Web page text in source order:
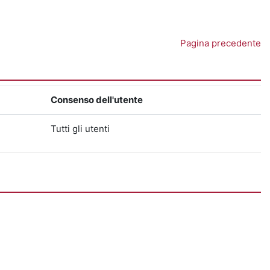
Pagina precedente
Consenso dell'utente
Tutti gli utenti